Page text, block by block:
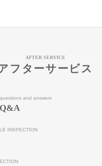
AFTER SERVICE
フターサービス
and answers
INSPECTION